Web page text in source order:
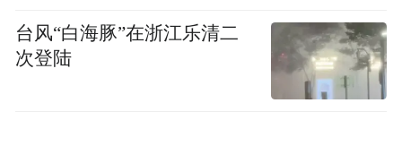
台风“白海豚”在浙江乐清二
次登陆